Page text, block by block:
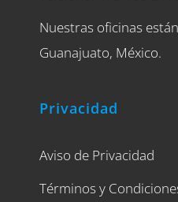
Nuestras oficinas
Guanajuato, México.
Privacidad
Aviso de Privacidad
Términos y